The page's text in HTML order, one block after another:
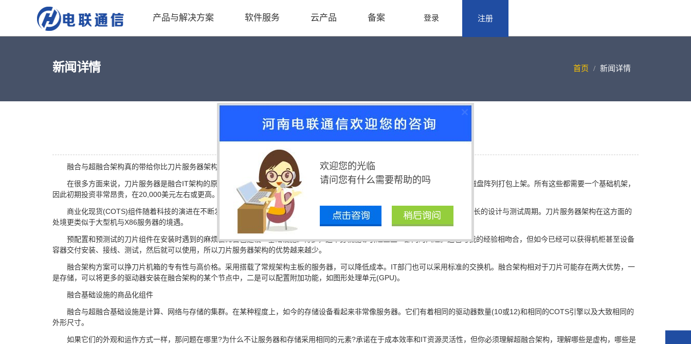
产品与解决方案 软件服务 云产品 备案 登录 注册
新闻详情 首页 新闻详情
超融合市场竞争下的刀片服务器该何去何从？
融合与超融合架构真的带给你比刀片服务器架构更高的灵活性、密度与更简化的管理吗?
在很多方面来说，刀片服务器是融合IT架构的原型。刀片服务器依赖于产商、型号，将服务器和冗余交换机连接到一起，然后与磁盘阵列打包上架。所有这些都需要一个基础机架，
因此初期投资非常昂贵，在20,000美元左右或更高。理想的固定机架同样限制了服务器数量，一般在10台刀片服务器左右。
商业化现货(COTS)组件随着科技的演进在不断发展。刀片服务器的变革趋势却在减缓，因为任何变化都会影响大量内容，需要更长的设计与测试周期。刀片服务器架构在这方面的
处境更类似于大型机与X86服务器的境遇。
预配置和预测试的刀片组件在安装时遇到的麻烦会比自己建设IT基础设施少得多，这本身就能够引起企业IT部门的兴趣。这也与我的经验相吻合，但如今已经可以获得机柜甚至设备
容器交付安装、接线、测试，然后就可以使用，所以刀片服务器架构的优势越来越少。
融合架构方案可以挣刀片机箱的专有性与高价格。采用搭载了常规架构主板的服务器，可以降低成本。IT部门也可以采用标准的交换机。融合架构相对于刀片可能存在两大优势，一
是存储，可以将更多的驱动器安装在融合架构的某个节点中，二是可以配置附加功能，如图形处理单元(GPU)。
融合基础设施的商品化组件
融合与超融合基础设施是计算、网络与存储的集群。在某种程度上，如今的存储设备看起来非常像服务器。它们有着相同的驱动器数量(10或12)和相同的COTS引擎以及大致相同的
外形尺寸。
如果它们的外观和运作方式一样，那问题在哪里?为什么不让服务器和存储采用相同的元素?承诺在于成本效率和IT资源灵活性，但你必须理解超融合架构，理解哪些是虚构，哪些是
欢迎您的光临
请问您有什么需要帮助的吗